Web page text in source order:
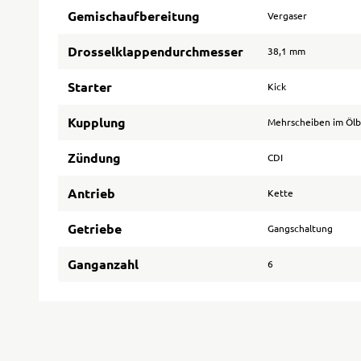
Gemischaufbereitung Vergaser
Drosselklappendurchmesser 38,1 mm
Starter Kick
Kupplung Mehrscheiben im
Zündung CDI
Antrieb Kette
Getriebe Gangschaltung
Ganganzahl 6